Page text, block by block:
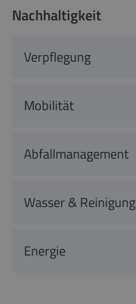
Nachhaltigkeit
Verpflegung
Mobilität
Abfallmanagement
Wasser & Reinigung
Energie